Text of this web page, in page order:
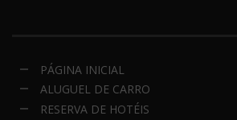
PÁGINA INICIAL
ALUGUEL DE CARRO
RESERVA DE HOTÉIS